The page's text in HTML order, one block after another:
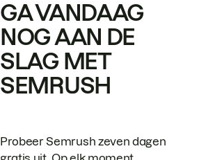
GA VANDAAG
NOG AAN DE
SLAG MET
SEMRUSH
Probeer Semrush zeven dagen